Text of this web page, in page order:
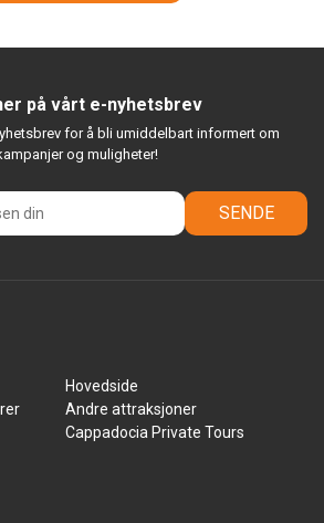
på vårt e-nyhetsbrev
for å bli umiddelbart informert om
og muligheter!
SENDE
Hovedside
Andre attraksjoner
Cappadocia Private Tours